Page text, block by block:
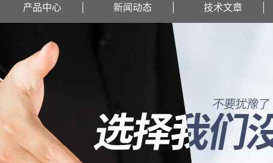
产品中心 新闻动态 技术文章